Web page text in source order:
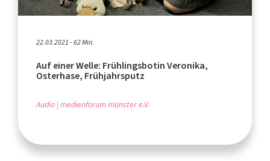
22.03.2021 - 62 Min.
Auf einer Welle: Frühlingsbotin Veronika,
Osterhase, Frühjahrsputz
Audio medienforum münster e.V.